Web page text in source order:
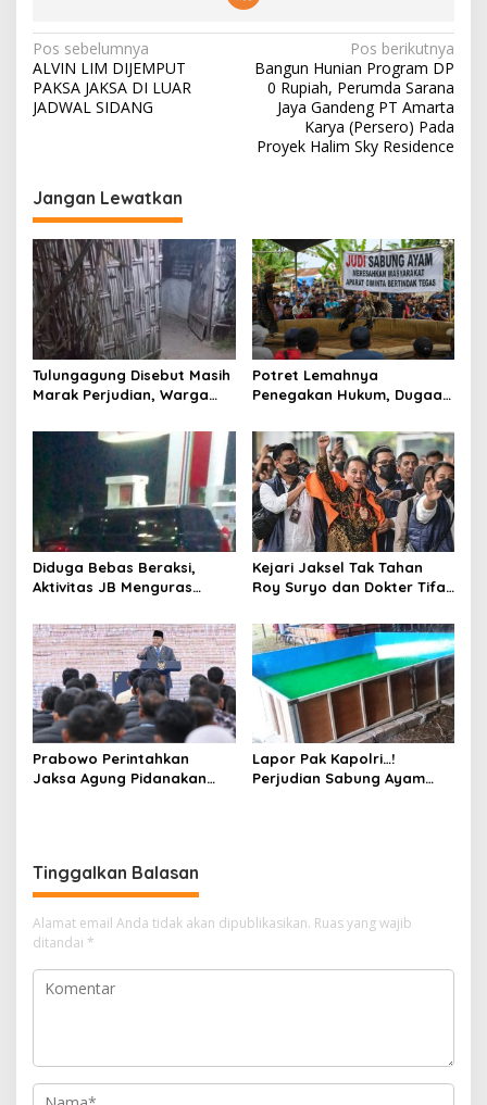
N
a
v
a
s
i
p
o
s
Pos sebelumnya
ALVIN LIM DIJEMPUT
PAKSA JAKSA DI LUAR
JADWAL SIDANG
Pos berikutnya
Bangun Hunian Program DP
0 Rupiah, Perumda Sarana
Jaya Gandeng PT Amarta
Karya (Persero) Pada
Proyek Halim Sky Residence
Jangan Lewatkan
Tulungagung Disebut Masih
Marak Perjudian, Warga
hingga Usut Dugaan Beking
Potret Lemahnya
Penegakan Hukum, Dugaan
Tulungagung Tuai Sorotan
Diduga Bebas Beraksi,
Aktivitas JB Menguras
Bojonegoro Jadi Sorotan
Warga
Kejari Jaksel Tak Tahan
Roy Suryo dan Dokter Tifa,
Keluarga dan Kepastian
Hukum
Prabowo Perintahkan
Jaksa Agung Pidanakan
Lapor Pak Kapolri…!
Perjudian Sabung Ayam
Tinggalkan Balasan
Alamat email Anda tidak akan dipublikasikan. Ruas yang wajib
ditandai *